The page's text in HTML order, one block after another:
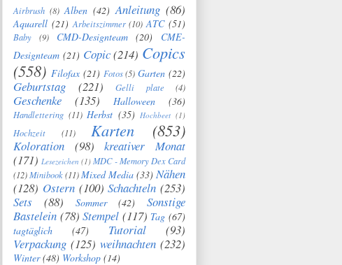
Airbrush (8) Alben (42) Anleitung (86)
Aquarell (21) Arbeitszimmer (10) ATC (51)
Baby (9) CMD-Designteam (20)
CME-
Designteam (21) Copic (214) Copics
(558) Filofax (21) Fotos (5) Garten (22)
Geburtstag (221) Gelli plate (4)
Geschenke (135) Halloween (36)
Handlettering (11) Herbst (35) Hochbeet (1)
Hochzeit (11) Karten (853)
Koloration (98)
kreativer Monat
(171) Lesezeichen (1) MDC - Memory Dex Card
(12)Minibook(11) Mixed Media (33) Nähen
(128) Ostern (100) Schachteln (253)
Sets
(88) Sommer (42)
Sonstige
Bastelein (78) Stempel (117) Tag (67)
tagtäglich
(47) Tutorial
(93)
Verpackung (125) weihnachten (232)
Winter (48) Workshop (14)